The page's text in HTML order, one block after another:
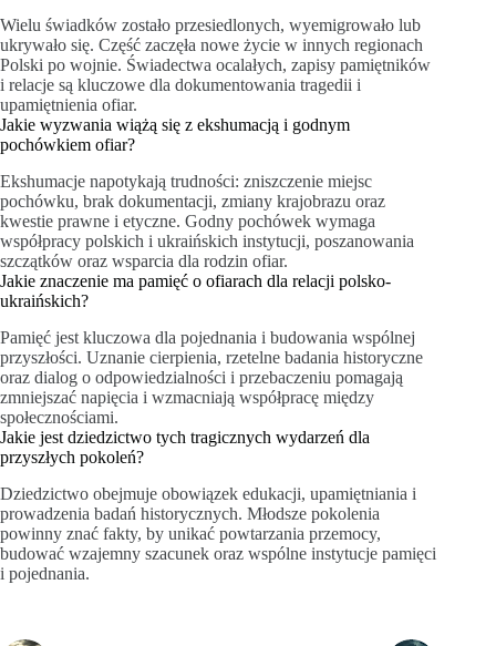
Wielu świadków zostało przesiedlonych, wyemigrowało lub
ukrywało się. Część zaczęła nowe życie w innych regionach
Polski po wojnie. Świadectwa ocalałych, zapisy pamiętników
i relacje są kluczowe dla dokumentowania tragedii i
upamiętnienia ofiar.
Jakie wyzwania wiążą się z ekshumacją i godnym
pochówkiem ofiar?
Ekshumacje napotykają trudności: zniszczenie miejsc
pochówku, brak dokumentacji, zmiany krajobrazu oraz
kwestie prawne i etyczne. Godny pochówek wymaga
współpracy polskich i ukraińskich instytucji, poszanowania
szczątków oraz wsparcia dla rodzin ofiar.
Jakie znaczenie ma pamięć o ofiarach dla relacji polsko-
ukraińskich?
Pamięć jest kluczowa dla pojednania i budowania wspólnej
przyszłości. Uznanie cierpienia, rzetelne badania historyczne
oraz dialog o odpowiedzialności i przebaczeniu pomagają
zmniejszać napięcia i wzmacniają współpracę między
społecznościami.
Jakie jest dziedzictwo tych tragicznych wydarzeń dla
przyszłych pokoleń?
Dziedzictwo obejmuje obowiązek edukacji, upamiętniania i
prowadzenia badań historycznych. Młodsze pokolenia
powinny znać fakty, by unikać powtarzania przemocy,
budować wzajemny szacunek oraz wspólne instytucje pamięci
i pojednania.